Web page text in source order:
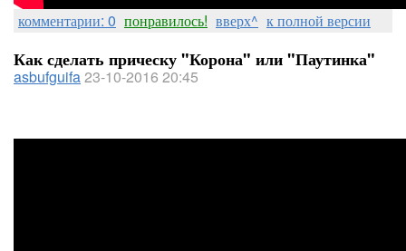
комментарии: 0 понравилось! вверх^ к полной версии
Как сделать прическу "Корона" или "Паутинка"
asbufguifa23-10-2016 20:45